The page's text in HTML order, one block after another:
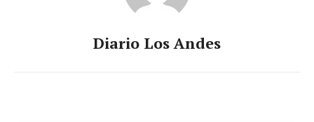
Diario Los Andes